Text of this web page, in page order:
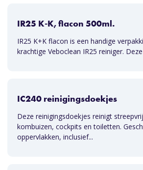
IR25 K-K, flacon 500ml.
IR25 K+K flacon is een handige
krachtige Veboclean IR25 reiniger.
IC240 reinigingsdoekjes
Deze reinigingsdoekjes reinigt
kombuizen, cockpits en toiletten.
oppervlakken, inclusief...